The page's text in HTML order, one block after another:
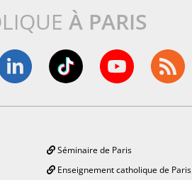
À PARIS
Séminaire de Paris
Enseignement catholique de Paris